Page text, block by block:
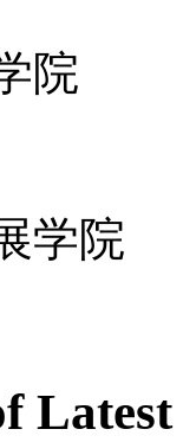
院
学院
Latest